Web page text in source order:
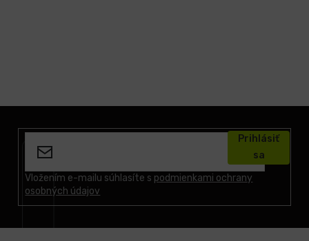
Vložením e-mailu súhlasíte s podmienkami ochrany
osobných údajov
Prihlásiť
sa